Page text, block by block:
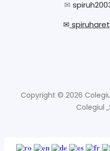
✉
✉
Copyright © 2026
Colegiul